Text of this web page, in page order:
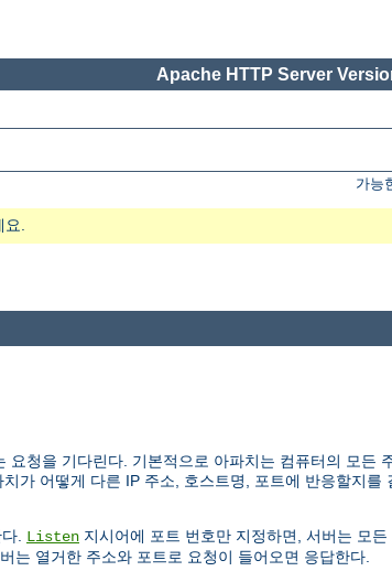
Apache HTTP Server
가능
요.
청을 기다린다. 기본적으로 아파치는 컴퓨터의 모든
가 어떻게 다른 IP 주소, 호스트명, 포트에 반응할지를
. Listen 지시어에 포트 번호만 지정하면, 서버는 모
는 열거한 주소와 포트로 요청이 들어오면 응답한다.